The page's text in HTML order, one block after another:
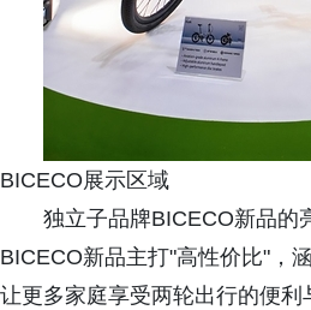
BICECO展示区域
独立子品牌BICECO新品的
BICECO新品主打"高性价比"，
让更多家庭享受两轮出行的便利